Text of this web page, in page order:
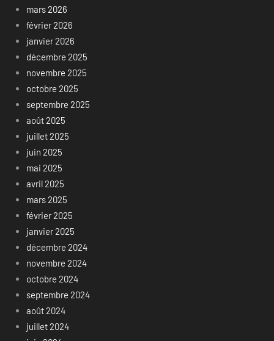
mars 2026
février 2026
janvier 2026
décembre 2025
novembre 2025
octobre 2025
septembre 2025
août 2025
juillet 2025
juin 2025
mai 2025
avril 2025
mars 2025
février 2025
janvier 2025
décembre 2024
novembre 2024
octobre 2024
septembre 2024
août 2024
juillet 2024